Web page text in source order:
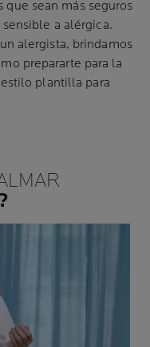
que sean más seguros
a alérgica.
alergista, brindamos
prepararte para la
plantilla para